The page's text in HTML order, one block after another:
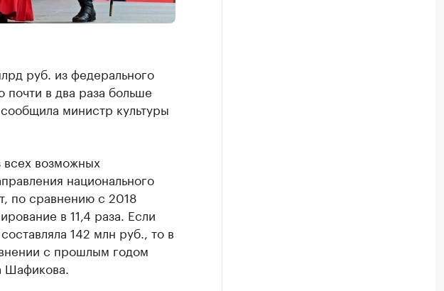
руб. из федерального
в два раза больше
министр культуры
возможных
национального
по сравнению с 2018
в 11,4 раза. Если
142 млн руб., то в
с прошлым годом
Шафикова.